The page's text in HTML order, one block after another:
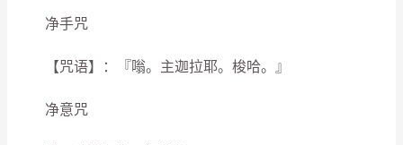
净手咒
【咒语】：『嗡。主迦拉耶。梭哈。』
净意咒